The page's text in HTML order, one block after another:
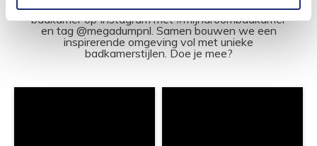
Wij geloven in de kracht van delen. Deel jouw
badkamer op Instagram met #mijndroombadkamer
en tag @megadumpnl. Samen bouwen we een
inspirerende omgeving vol met unieke
badkamerstijlen. Doe je mee?